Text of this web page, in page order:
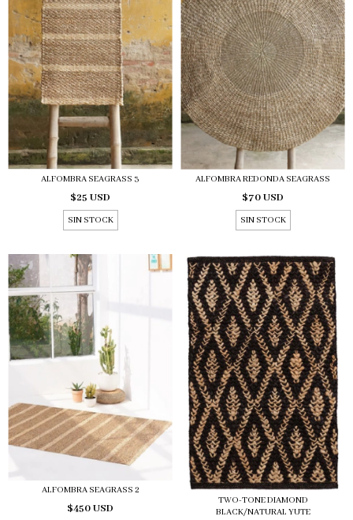
ALFOMBRA SEAGRASS 3
$25 USD
SIN STOCK
ALFOMBRA REDONDA SEAGRASS
$70 USD
SIN STOCK
ALFOMBRA SEAGRASS 2
$450 USD
TWO-TONE DIAMOND
BLACK/NATURAL YUTE